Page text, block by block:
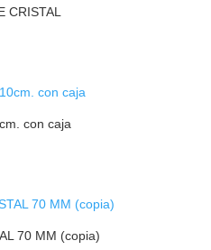
CRISTAL
con caja
70 MM (copia)